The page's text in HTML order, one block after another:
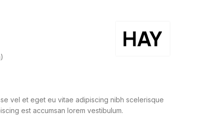
vel et eget eu vitae adipiscing nibh scelerisque
est accumsan lorem vestibulum.